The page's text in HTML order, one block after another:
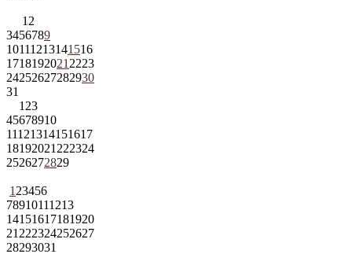
1 2
3456789
10111213141516
1718192021 2223
24252627282930
31
1 23
45678910
11121314151617
18192021 222324
2526272829
1 23456
78910111213
14151617181920
21 222324252627
28293031